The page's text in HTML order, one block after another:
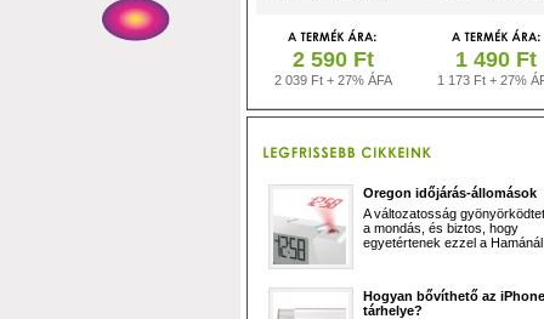
2 590 Ft
2 039 Ft + 27% ÁFA
1 490 Ft
1 173 Ft + 27%
Oregon időjárás-állomások
A változatosság
a mondás, és biztos, hogy
egyetértenek ezzel a
Hogyan bővíthető az iPhone
tárhelye?